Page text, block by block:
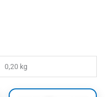
0,20 kg